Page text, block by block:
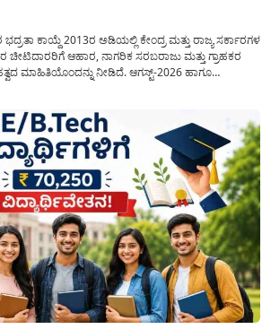
ಕಾಯ್ದೆ 2013ರ ಅಡಿಯಲ್ಲಿ ಕೇಂದ್ರ ಮತ್ತು ರಾಜ್ಯ ಸರ್ಕಾರಗಳ
ಚೀಟಿದಾರರಿಗೆ ಆಹಾರ, ನಾಗರಿಕ ಸರಬರಾಜು ಮತ್ತು ಗ್ರಾಹಕರ
ಮಾಹಿತಿಯೊಂದನ್ನು ನೀಡಿದೆ. ಆಗಸ್ಟ್-2026 ಹಾಗೂ